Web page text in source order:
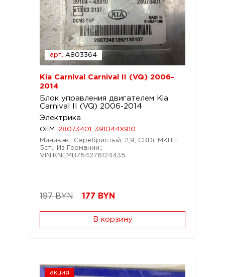
арт. A803364
Kia Carnival Carnival II (VQ) 2006-
2014
Блок управления двигателем Kia
Carnival II (VQ) 2006-2014
Электрика
OEM: 28073401, 391044X910
Минивэн.; Серебристый; 2,9; CRDi; МКПП
5ст.; Из Германии.;
VIN:KNEMB754276124435
197 BYN 177 BYN
В корзину
акция